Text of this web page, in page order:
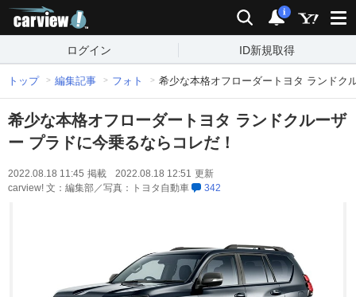
検索 通知
i
ログイン ID新規取得
トップ 編集記事 フォト 希少な本格オフローダートヨタ ランドク
希少な本格オフローダートヨタ ランドクルーザ
ー プラドに今乗るならコレだ！
2022.08.18 11:45 掲載 2022.08.18 12:51 更新
carview! 文：編集部／写真：トヨタ自動車
342